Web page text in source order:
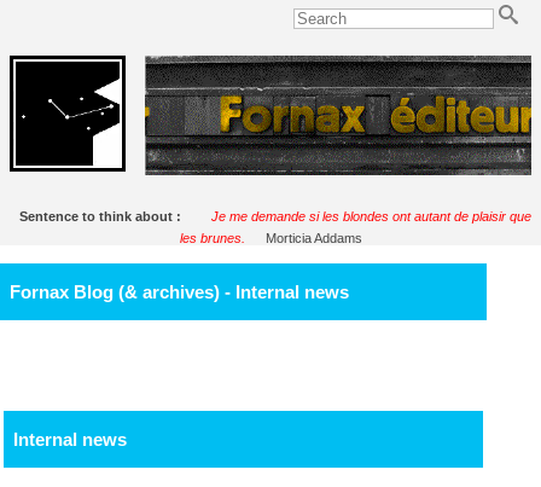
Sentence to think about :
Je me demande si les blondes ont autant de plaisir que
les brunes.
Morticia Addams
Fornax Blog (& archives) - Internal news
Internal news